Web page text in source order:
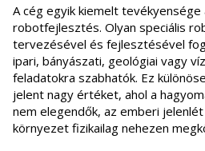
A cég egyik kiemelt tevékyensége
robotfejlesztés. Olyan speciális
tervezésével és fejlesztésével
ipari, bányászati, geológiai vagy
feladatokra szabhatók. Ez
jelent nagy értéket, ahol a
nem elegendők, az emberi
környezet fizikailag nehezen